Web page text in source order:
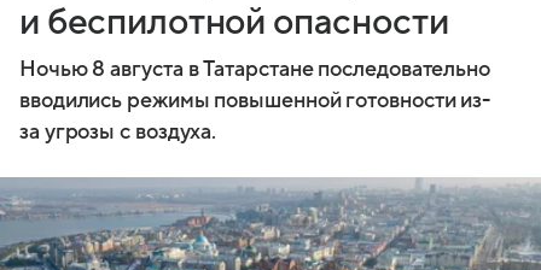
и беспилотной опасности
Ночью 8 августа в Татарстане последовательно
вводились режимы повышенной готовности из-
за угрозы с воздуха.